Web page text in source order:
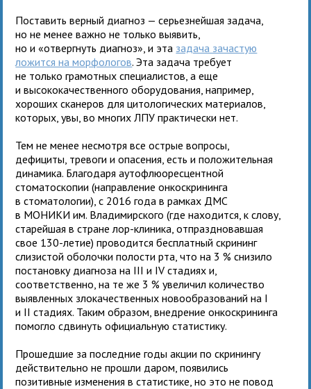
Поставить верный диагноз — серьезнейшая задача,
но не менее важно не только выявить,
но и «отвергнуть диагноз», и эта задача зачастую
ложится на морфологов. Эта задача требует
не только грамотных специалистов, а еще
и высококачественного оборудования, например,
хороших сканеров для цитологических материалов,
которых, увы, во многих ЛПУ практически нет.
Тем не менее несмотря все острые вопросы,
дефициты, тревоги и опасения, есть и положительная
динамика. Благодаря аутофлюоресцентной
стоматоскопии (направление онкоскрининга
в стоматологии), с 2016 года в рамках ДМС
в МОНИКИ им. Владимирского (где находится, к слову,
старейшая в стране лор-клиника, отпраздновавшая
свое 130-летие) проводится бесплатный скрининг
слизистой оболочки полости рта, что на 3 % снизило
постановку диагноза на III и IV стадиях и,
соответственно, на те же 3 % увеличил количество
выявленных злокачественных новообразований на I
и II стадиях. Таким образом, внедрение онкоскрининга
помогло сдвинуть официальную статистику.
Прошедшие за последние годы акции по скринингу
действительно не прошли даром, появились
позитивные изменения в статистике, но это не повод